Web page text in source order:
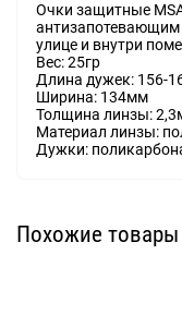
Очки защитные
улице и внутри
Вес: 25гр
Длина дужек: 156-
Ширина: 134мм
Толщина линзы:
Материал линзы:
Дужки:
Похожие товары